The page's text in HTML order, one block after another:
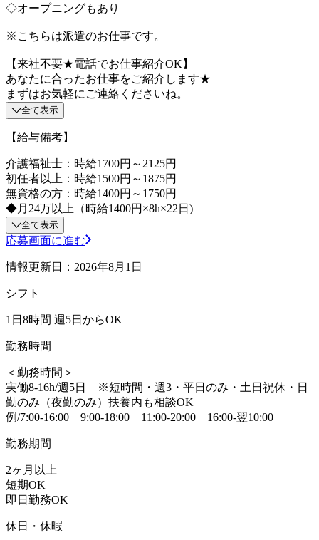
◇オープニングもあり
※こちらは派遣のお仕事です。
【来社不要★電話でお仕事紹介OK】
あなたに合ったお仕事をご紹介します★
まずはお気軽にご連絡くださいね。
全て表示
【給与備考】
介護福祉士：時給1700円～2125円
初任者以上：時給1500円～1875円
無資格の方：時給1400円～1750円
◆月24万以上（時給1400円×8h×22日)
全て表示
応募画面に進む
情報更新日：2026年8月1日
シフト
1日8時間 週5日からOK
勤務時間
＜勤務時間＞
実働8-16h/週5日 ※短時間・週3・平日のみ・土日祝休・日
勤のみ（夜勤のみ）扶養内も相談OK
例/7:00-16:00 9:00-18:00 11:00-20:00 16:00-翌10:00
勤務期間
2ヶ月以上
短期OK
即日勤務OK
休日・休暇